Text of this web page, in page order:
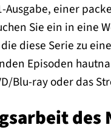
Ausgabe, einer
Sie ein in
diese Serie zu
Episoden
Blu-ray oder das
des